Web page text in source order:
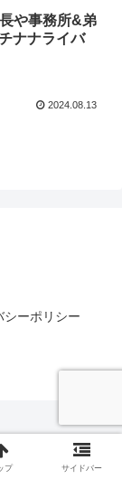
や事務所&弟
ナナライバ
2024.08.13
シーポリシー
プ サイドバー